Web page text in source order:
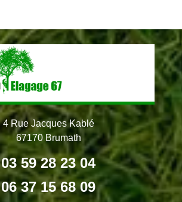
4 Rue Jacques Kablé
67170 Brumath
03 59 28 23 04
06 37 15 68 09